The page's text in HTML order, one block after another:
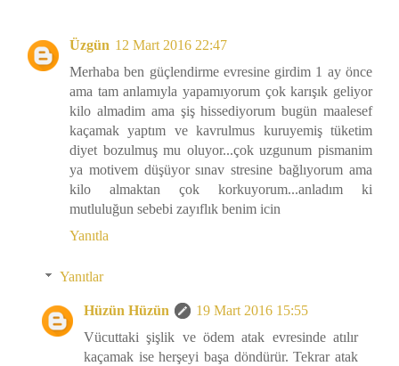
Üzgün 12 Mart 2016 22:47
Merhaba ben güçlendirme evresine girdim 1 ay önce
ama tam anlamıyla yapamıyorum çok karışık geliyor
kilo almadim ama şiş hissediyorum bugün maalesef
kaçamak yaptım ve kavrulmus kuruyemiş tüketim
diyet bozulmuş mu oluyor...çok uzgunum pismanim
ya motivem düşüyor sınav stresine bağlıyorum ama
kilo almaktan çok korkuyorum...anladım ki
mutluluğun sebebi zayıflık benim icin
Yanıtla
Yanıtlar
Hüzün Hüzün
19 Mart 2016 15:55
Vücuttaki şişlik ve ödem atak evresinde atılır
kaçamak ise herşeyi başa döndürür. Tekrar atak